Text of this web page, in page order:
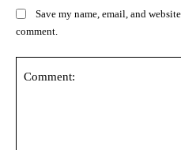
Save my name, email, and
comment.